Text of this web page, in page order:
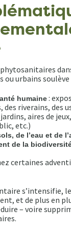
ou urbains
humaine:
des riverains, des
aires de
etc.)
de l’eau et de
de la
certaines
s’intensifie,
et de plus en
– voire